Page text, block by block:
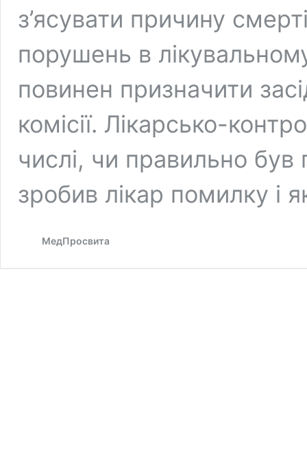
з’ясувати причину
порушень в
повинен призначити
комісії. Лікарсько-
числі, чи правильно був
зробив лікар помилку і
МедПросвита